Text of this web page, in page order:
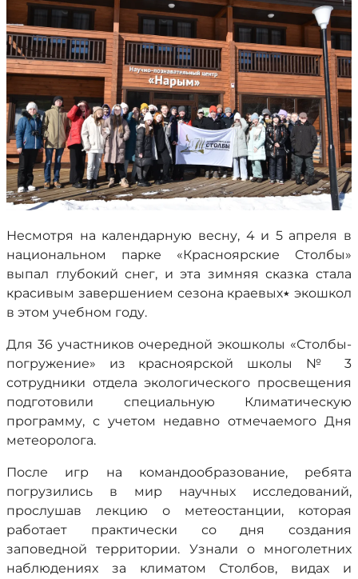
Несмотря на календарную весну, 4 и 5 апреля в
национальном парке «Красноярские Столбы»
выпал глубокий снег, и эта зимняя сказка стала
красивым завершением сезона краевых٭ экошкол
в этом учебном году.
Для 36 участников очередной экошколы «Столбы-
погружение» из красноярской школы № 3
сотрудники отдела экологического просвещения
подготовили специальную Климатическую
программу, с учетом недавно отмечаемого Дня
метеоролога.
После игр на командообразование, ребята
погрузились в мир научных исследований,
прослушав лекцию о метеостанции, которая
работает практически со дня создания
заповедной территории. Узнали о многолетних
наблюдениях за климатом Столбов, видах и